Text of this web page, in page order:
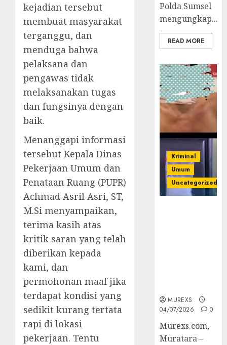
kejadian tersebut
membuat masyarakat
terganggu, dan
menduga bahwa
pelaksana dan
pengawas tidak
melaksanakan tugas
dan fungsinya dengan
baik.
Menanggapi informasi
tersebut Kepala Dinas
Pekerjaan Umum dan
Penataan Ruang (PUPR)
Achmad Asril Asri, ST,
M.Si menyampaikan,
terima kasih atas
kritik saran yang telah
diberikan kepada
kami, dan
permohonan maaf jika
terdapat kondisi yang
sedikit kurang tertata
rapi di lokasi
pekerjaan. Tentu
Polda Sumsel
mengungkap...
READ MORE
Kriminal
Umum
Uncategorized
MUREXS
04/07/2026
0
Murexs.com,
Muratara –